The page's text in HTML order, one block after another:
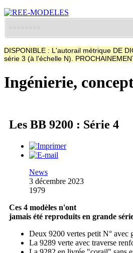
DISPONIBLE : L'autorail métrique DE
série 3 (à l'échelle N).
Ingénierie,
Les BB 9200 : Série 4
News
3 décembre 2023
1979
Ces 4 modèles n'ont
jamais été reproduits en grande
Deux 9200 vertes petit N° avec
La 9289 verte avec traverse